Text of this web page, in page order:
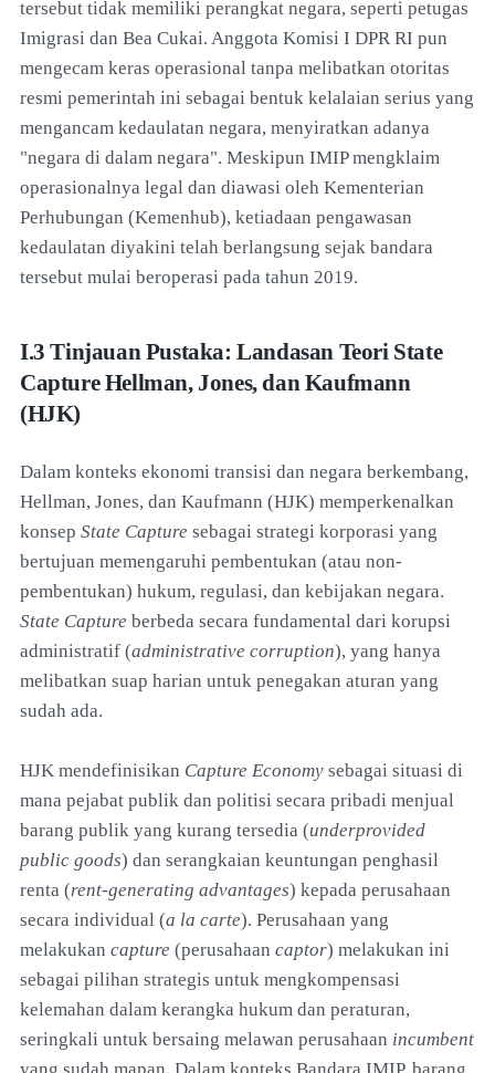
tersebut tidak memiliki perangkat negara, seperti petugas
Imigrasi dan Bea Cukai. Anggota Komisi I DPR RI pun
mengecam keras operasional tanpa melibatkan otoritas
resmi pemerintah ini sebagai bentuk kelalaian serius yang
mengancam kedaulatan negara, menyiratkan adanya
"negara di dalam negara". Meskipun IMIP mengklaim
operasionalnya legal dan diawasi oleh Kementerian
Perhubungan (Kemenhub), ketiadaan pengawasan
kedaulatan diyakini telah berlangsung sejak bandara
tersebut mulai beroperasi pada tahun 2019.
I.3 Tinjauan Pustaka: Landasan Teori State
Capture Hellman, Jones, dan Kaufmann
(HJK)
Dalam konteks ekonomi transisi dan negara berkembang,
Hellman, Jones, dan Kaufmann (HJK) memperkenalkan
konsep State Capture sebagai strategi korporasi yang
bertujuan memengaruhi pembentukan (atau non-
pembentukan) hukum, regulasi, dan kebijakan negara.
State Capture berbeda secara fundamental dari korupsi
administratif (administrative corruption), yang hanya
melibatkan suap harian untuk penegakan aturan yang
sudah ada.
HJK mendefinisikan Capture Economy sebagai situasi di
mana pejabat publik dan politisi secara pribadi menjual
barang publik yang kurang tersedia (underprovided
public goods) dan serangkaian keuntungan penghasil
renta (rent-generating advantages) kepada perusahaan
secara individual (a la carte). Perusahaan yang
melakukan capture (perusahaan captor) melakukan ini
sebagai pilihan strategis untuk mengkompensasi
kelemahan dalam kerangka hukum dan peraturan,
seringkali untuk bersaing melawan perusahaan incumbent